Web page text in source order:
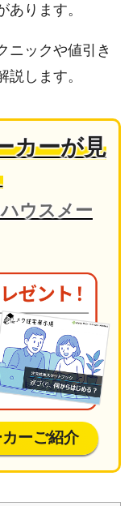
ります。
ニックや値引き
します。
カーが見
ウスメー
ーご紹介